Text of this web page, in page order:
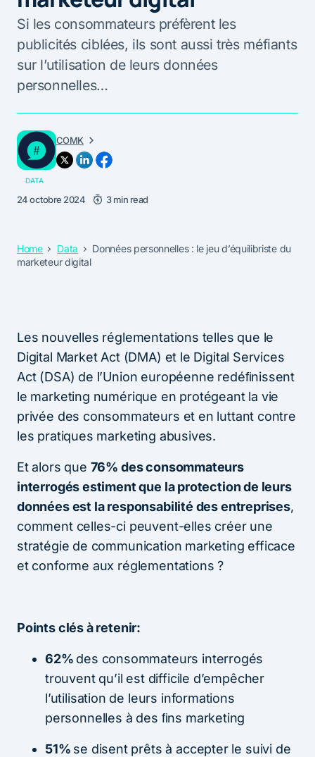
Si les consommateurs préfèrent les
publicités ciblées, ils sont aussi très méfiants
sur l’utilisation de leurs données
personnelles…
COMK
DATA
24 octobre 2024 3 min read
Home Data
Données personnelles : le jeu d’équilibriste du
marketeur digital
Les nouvelles réglementations telles que le
Digital Market Act (DMA) et le Digital Services
Act (DSA) de l’Union européenne redéﬁnissent
le marketing numérique en protégeant la vie
privée des consommateurs et en luttant contre
les pratiques marketing abusives.
Et alors que 76% des consommateurs
interrogés estiment que la protection de leurs
données est la responsabilité des entreprises,
comment celles-ci peuvent-elles créer une
stratégie de communication marketing efficace
et conforme aux réglementations ?
Points clés à retenir:
62% des consommateurs interrogés
trouvent qu’il est difficile d’empêcher
l’utilisation de leurs informations
personnelles à des ﬁns marketing
51% se disent prêts à accepter le suivi de